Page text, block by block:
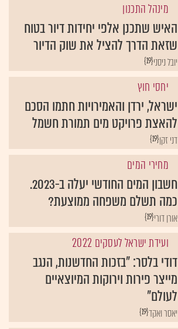
מינהל התכנון
האיש שתכנן אלפי יחידות דיור בטוח
שזאת הדרך להציל את שוק הדיור
{19}יובל ניסני
יחסי חוץ
ישראל, ירדן והאמירויות חתמו הסכם
להאצת פרויקט מים תמורת חשמל
{19}דני זקן
מחירי המים
חשבון המים החודשי יעלה ב-2023.
כמה תשלם משפחה ממוצעת?
{19}אורן דורי
ועידת ישראל לעסקים 2022
דודי בלסר: "בזכות החדשנות, הנגב
מייצר פירות וירוקות המיוצאיים
לעולם"
{19}יאסר ואקד